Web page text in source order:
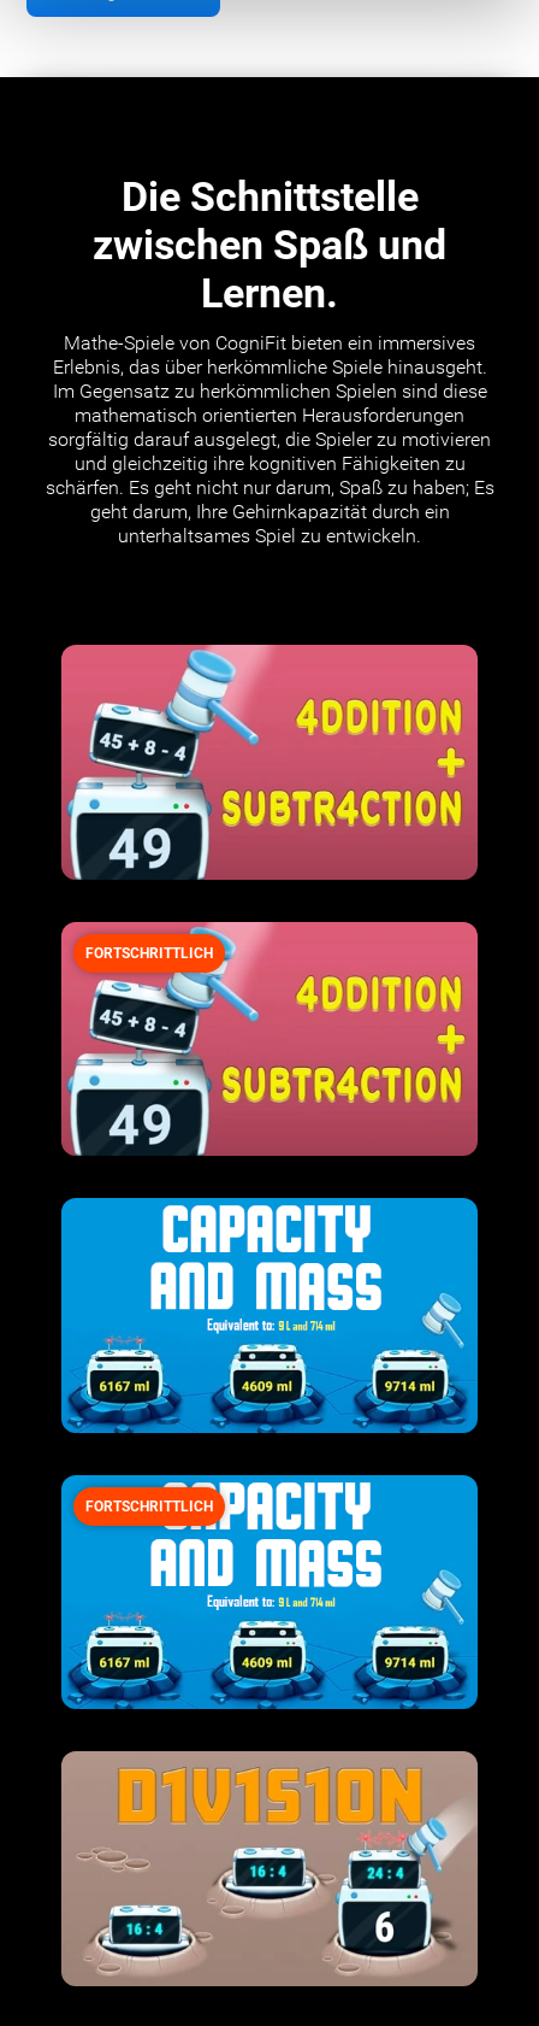
Die Schnittstelle
zwischen Spaß und
Lernen.
Mathe-Spiele von CogniFit bieten ein immersives
Erlebnis, das über herkömmliche Spiele hinausgeht.
Im Gegensatz zu herkömmlichen Spielen sind diese
mathematisch orientierten Herausforderungen
sorgfältig darauf ausgelegt, die Spieler zu motivieren
und gleichzeitig ihre kognitiven Fähigkeiten zu
schärfen. Es geht nicht nur darum, Spaß zu haben; Es
geht darum, Ihre Gehirnkapazität durch ein
unterhaltsames Spiel zu entwickeln.
FORTSCHRITTLICH
FORTSCHRITTLICH